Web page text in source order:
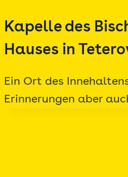
Inhalt
springen
Kapelle des
Hauses in
Ein Ort des
Erinnerungen aber